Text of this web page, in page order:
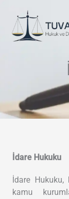
İdare Hukuku
İdare
kamu